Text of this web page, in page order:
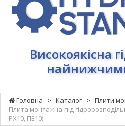
Високоякісна
гідравліка
цінамиВисокоякісна
Головна > Каталог > Плити
Плита монтажна під
РХ10, ПЕ10)